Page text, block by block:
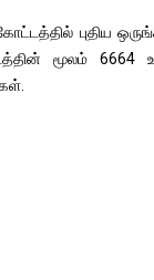
புதிய
மூலம் 6664